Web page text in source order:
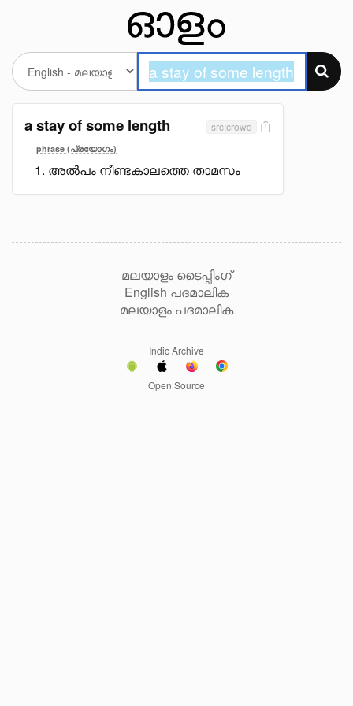
a stay of some length src:crowd
phrase (പ്രയോഗം)
അൽപം നീണ്ടകാലത്തെ താമസം
മലയാളം ടൈപ്പിംഗ്
English പദമാലിക
മലയാളം പദമാലിക
Indic Archive
Open Source